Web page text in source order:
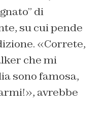
di
su cui pende
«Correte,
che mi
sono famosa,
avrebbe